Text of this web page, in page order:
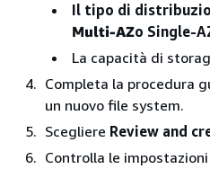
Il tipo di
Multi-AZo Single-
La capacità di
Completa la procedura
un nuovo file system.
Scegliere Review and
Controlla le